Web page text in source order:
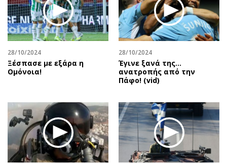
28/10/2024
Ξέσπασε με εξάρα η
Ομόνοια!
28/10/2024
Έγινε ξανά της…
ανατροπής από την
Πάφο! (vid)